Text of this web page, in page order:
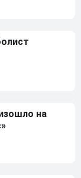
на